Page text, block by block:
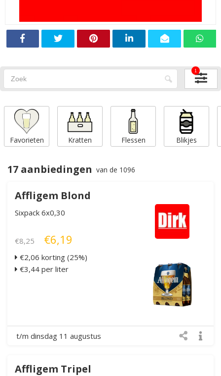
1
Favorieten Kratten Flessen Blikjes
17 aanbiedingen van de 1096
Affligem Blond
Sixpack 6x0,30
€8,25 €6,19
€2,06 korting (25%)
€3,44 per liter
t/m dinsdag 11 augustus
Affligem Tripel